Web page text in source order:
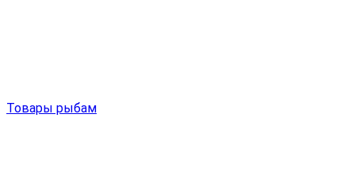
Товары рыбам